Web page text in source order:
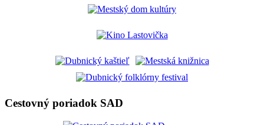
Cestovný poriadok SAD